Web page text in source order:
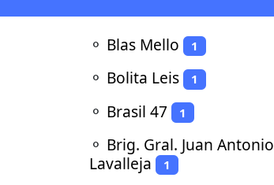
⚬ Blas Mello 1
⚬ Bolita Leis 1
⚬ Brasil 47 1
⚬ Brig. Gral. Juan Antonio
Lavalleja
1